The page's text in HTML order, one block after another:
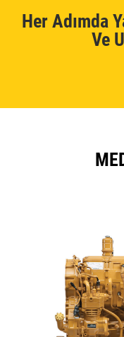
Her Adımda
Ve